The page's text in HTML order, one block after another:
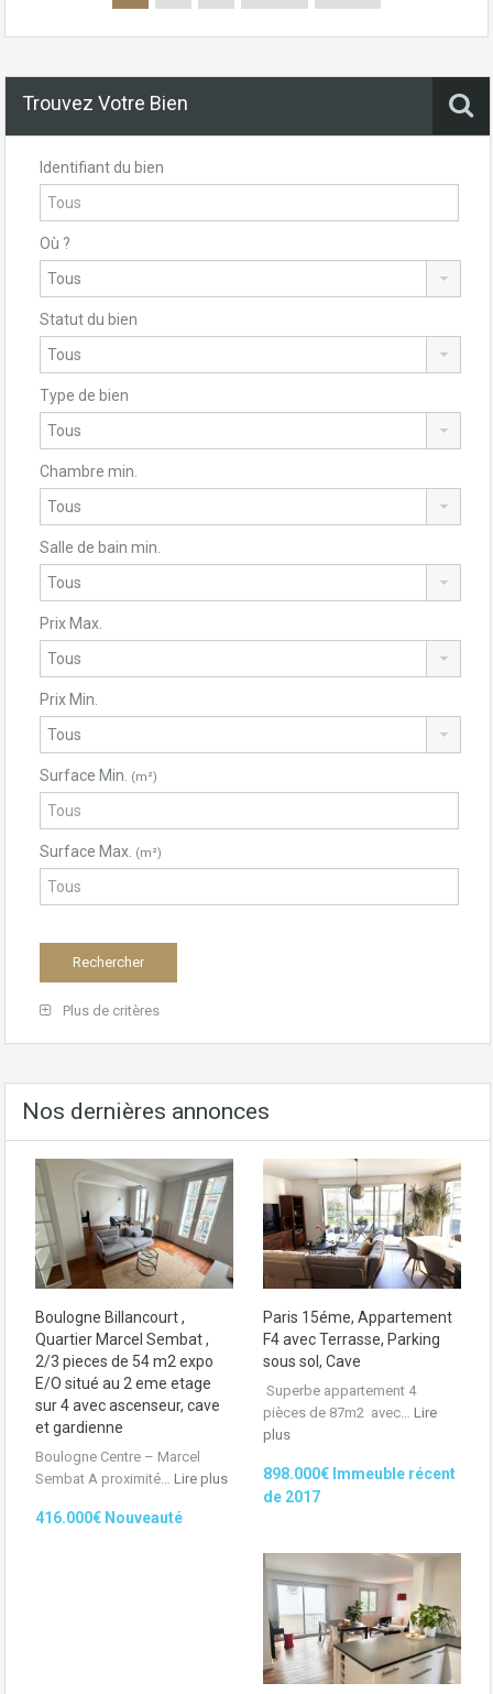
Trouvez Votre Bien
Identifiant du bien
Où ?
Statut du bien
Type de bien
Chambre min.
Salle de bain min.
Prix Max.
Prix Min.
Surface Min. (m²)
Surface Max. (m²)
Plus de critères
Nos dernières annonces
Boulogne Billancourt ,
Quartier Marcel Sembat ,
2/3 pieces de 54 m2 expo
E/O situé au 2 eme etage
sur 4 avec ascenseur, cave
et gardienne
Boulogne Centre – Marcel
Sembat A proximité… Lire plus
416.000€ Nouveauté
Paris 15éme, Appartement
F4 avec Terrasse, Parking
sous sol, Cave
Superbe appartement 4
pièces de 87m2 avec… Lire
plus
898.000€ Immeuble récent
de 2017